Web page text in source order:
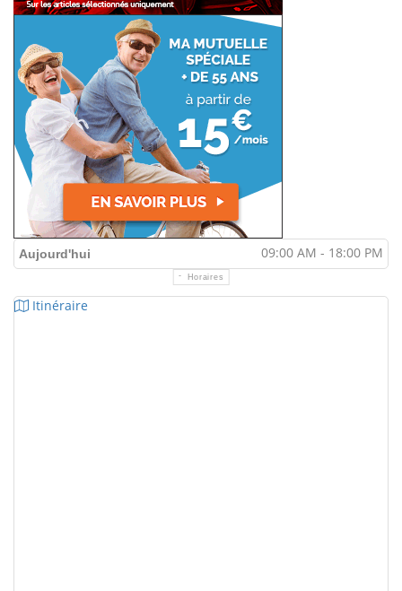
Aujourd'hui 09:00 AM - 18:00 PM
Horaires
Itinéraire